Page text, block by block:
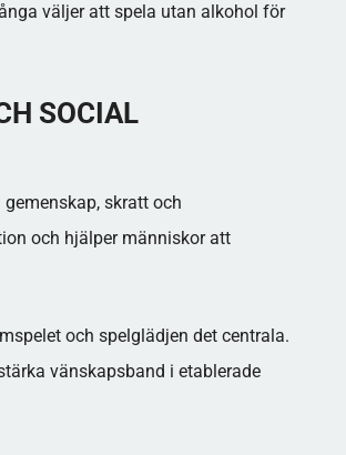
väljer att spela utan alkohol för
SOCIAL
skratt och
och hjälper människor att
och spelglädjen det centrala.
vänskapsband i etablerade